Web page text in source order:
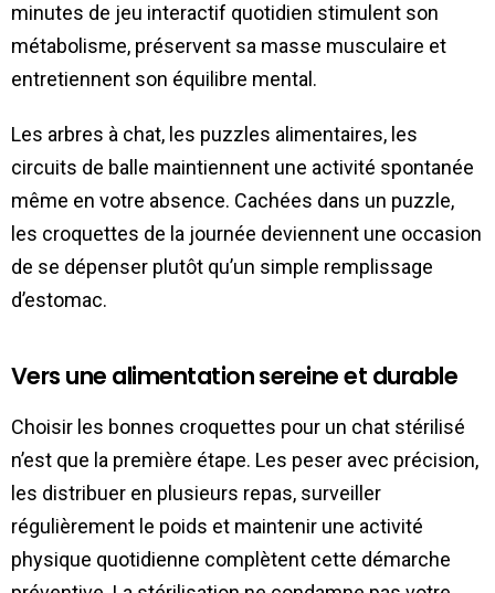
minutes de jeu interactif quotidien stimulent son
métabolisme, préservent sa masse musculaire et
entretiennent son équilibre mental.
Les arbres à chat, les puzzles alimentaires, les
circuits de balle maintiennent une activité spontanée
même en votre absence. Cachées dans un puzzle,
les croquettes de la journée deviennent une occasion
de se dépenser plutôt qu’un simple remplissage
d’estomac.
Vers une alimentation sereine et durable
Choisir les bonnes croquettes pour un chat stérilisé
n’est que la première étape. Les peser avec précision,
les distribuer en plusieurs repas, surveiller
régulièrement le poids et maintenir une activité
physique quotidienne complètent cette démarche